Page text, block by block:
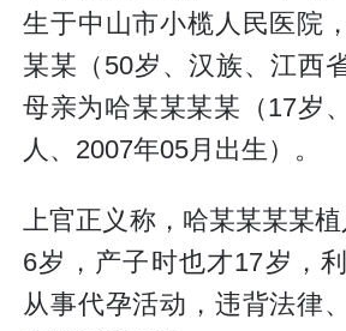
生于中山市小榄人民医院
某某（50岁、汉族、江西
母亲为哈某某某某（17岁
人、2007年05月出生）。
上官正义称，哈某某某某
6岁，产子时也才17岁，
从事代孕活动，违背法律